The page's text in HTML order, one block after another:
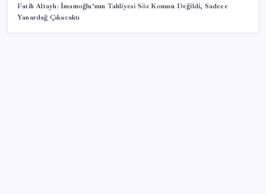
Fatih Altaylı: İmamoğlu’nun Tahliyesi Söz Konusu Değildi, Sadece
Yanardağ Çıkacaktı